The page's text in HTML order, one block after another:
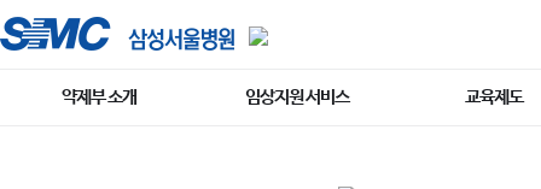
약제부 소개 임상지원 서비스 교육제도